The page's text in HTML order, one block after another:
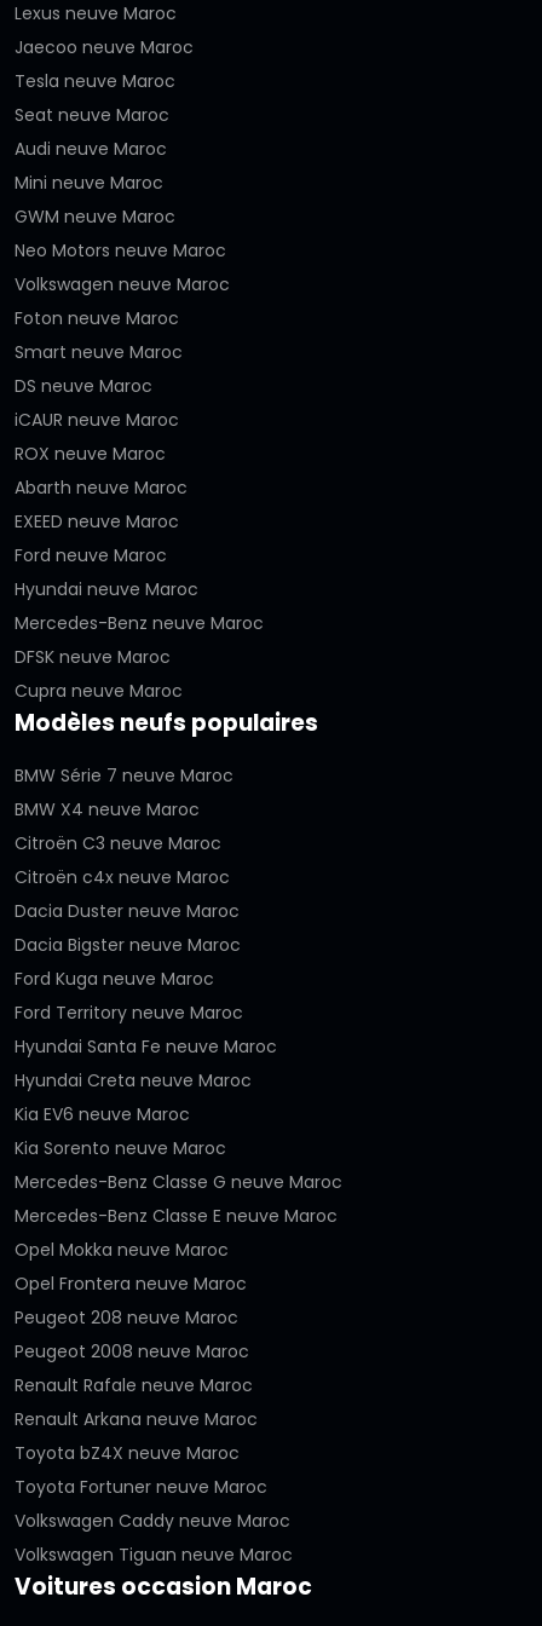
Lexus neuve Maroc
Jaecoo neuve Maroc
Tesla neuve Maroc
Seat neuve Maroc
Audi neuve Maroc
Mini neuve Maroc
GWM neuve Maroc
Neo Motors neuve Maroc
Volkswagen neuve Maroc
Foton neuve Maroc
Smart neuve Maroc
DS neuve Maroc
iCAUR neuve Maroc
ROX neuve Maroc
Abarth neuve Maroc
EXEED neuve Maroc
Ford neuve Maroc
Hyundai neuve Maroc
Mercedes-Benz neuve Maroc
DFSK neuve Maroc
Cupra neuve Maroc
Modèles neufs populaires
BMW Série 7 neuve Maroc
BMW X4 neuve Maroc
Citroën C3 neuve Maroc
Citroën c4x neuve Maroc
Dacia Duster neuve Maroc
Dacia Bigster neuve Maroc
Ford Kuga neuve Maroc
Ford Territory neuve Maroc
Hyundai Santa Fe neuve Maroc
Hyundai Creta neuve Maroc
Kia EV6 neuve Maroc
Kia Sorento neuve Maroc
Mercedes-Benz Classe G neuve Maroc
Mercedes-Benz Classe E neuve Maroc
Opel Mokka neuve Maroc
Opel Frontera neuve Maroc
Peugeot 208 neuve Maroc
Peugeot 2008 neuve Maroc
Renault Rafale neuve Maroc
Renault Arkana neuve Maroc
Toyota bZ4X neuve Maroc
Toyota Fortuner neuve Maroc
Volkswagen Caddy neuve Maroc
Volkswagen Tiguan neuve Maroc
Voitures occasion Maroc